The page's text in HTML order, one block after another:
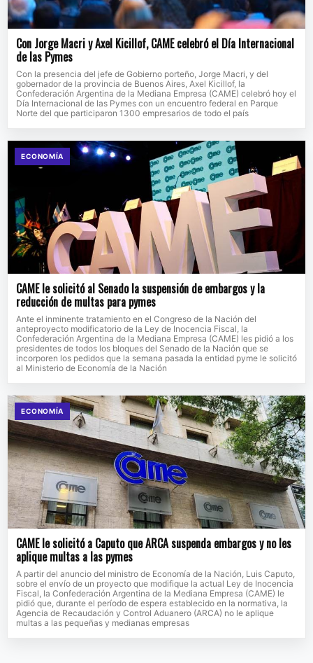
Con Jorge Macri y Axel Kicillof, CAME celebró el Día Internacional
de las Pymes
Con la presencia del jefe de Gobierno porteño, Jorge Macri, y del
gobernador de la provincia de Buenos Aires, Axel Kicillof, la
Confederación Argentina de la Mediana Empresa (CAME) celebró hoy el
Día Internacional de las Pymes con un encuentro federal en Parque
Norte del que participaron 1300 empresarios de todo el país
ECONOMÍA
CAME le solicitó al Senado la suspensión de embargos y la
reducción de multas para pymes
Ante el inminente tratamiento en el Congreso de la Nación del
anteproyecto modificatorio de la Ley de Inocencia Fiscal, la
Confederación Argentina de la Mediana Empresa (CAME) les pidió a los
presidentes de todos los bloques del Senado de la Nación que se
incorporen los pedidos que la semana pasada la entidad pyme le solicitó
al Ministerio de Economía de la Nación
ECONOMÍA
CAME le solicitó a Caputo que ARCA suspenda embargos y no les
aplique multas a las pymes
A partir del anuncio del ministro de Economía de la Nación, Luis Caputo,
sobre el envío de un proyecto que modifique la actual Ley de Inocencia
Fiscal, la Confederación Argentina de la Mediana Empresa (CAME) le
pidió que, durante el período de espera establecido en la normativa, la
Agencia de Recaudación y Control Aduanero (ARCA) no le aplique
multas a las pequeñas y medianas empresas